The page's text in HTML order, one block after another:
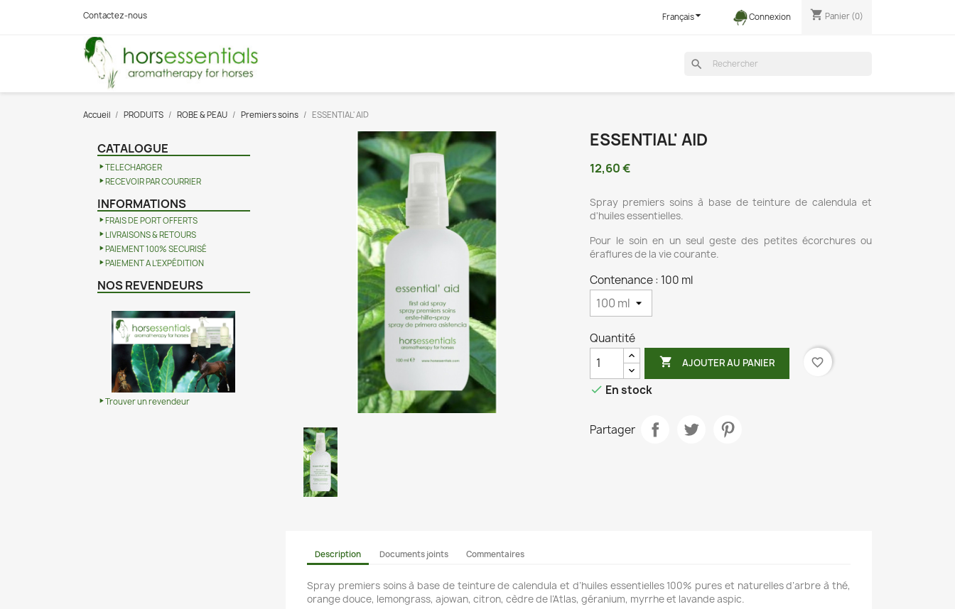
Contactez-nous Français Connexion shopping_cart Panier(0)
search
Accueil PRODUITS ROBE & PEAU Premiers soins ESSENTIAL' AID
CATALOGUE
TELECHARGER
RECEVOIR PAR COURRIER
INFORMATIONS
FRAIS DE PORT OFFERTS
LIVRAISONS & RETOURS
PAIEMENT 100% SECURISÉ
PAIEMENT A L'EXPÉDITION
NOS REVENDEURS
Trouver un revendeur
ESSENTIAL' AID
12,60 €
Spray premiers soins à base de teinture de calendula et
d'huiles essentielles.
Pour le soin en un seul geste des petites écorchures ou
éraflures de la vie courante.
Contenance : 100 ml
Quantité
 AJOUTER AU PANIER
favorite_border
 En stock
Partager
Description Documents joints Commentaires
Spray premiers soins à base de teinture de calendula et d’huiles essentielles 100% pures et naturelles d’arbre à thé,
orange douce, lemongrass, ajowan, citron, cèdre de l’Atlas, géranium, myrrhe et lavande aspic.